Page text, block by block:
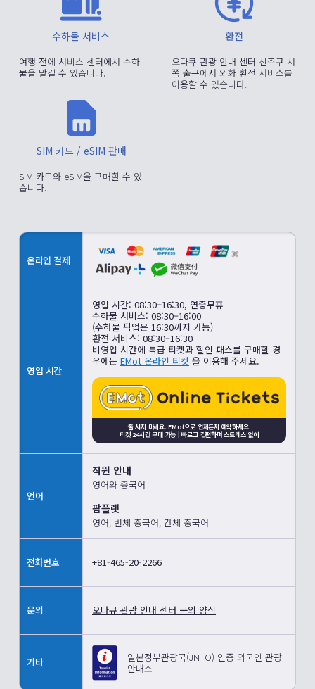
수하물 서비스
여행 전에 서비스 센터에서 수하
물을 맡길 수 있습니다.
환전
오다큐 관광 안내 센터 신주쿠 서
쪽 출구에서 외화 환전 서비스를
이용할 수 있습니다.
SIM 카드 / eSIM 판매
SIM 카드와 eSIM을 구매할 수 있
습니다.
온라인 결제
영업 시간
영업 시간: 08:30–16:30, 연중무휴
수하물 서비스: 08:30–16:00
(수하물 픽업은 16:30까지 가능)
환전 서비스: 08:30–16:30
비영업 시간에 특급 티켓과 할인 패스를 구매할 경
우에는 EMot 온라인 티켓 을 이용해 주세요.
줄 서지 마세요. EMot으로 언제든지 예약하세요.
티켓 24시간 구매 가능 | 빠르고 간편하며 스트레스 없이
언어
직원 안내
영어와 중국어
팜플렛
영어, 번체 중국어, 간체 중국어
전화번호 +81-465-20-2266
문의 오다큐 관광 안내 센터 문의 양식
기타
일본정부관광국(JNTO) 인증 외국인 관광
안내소